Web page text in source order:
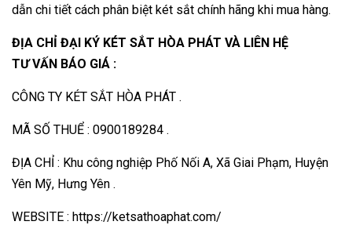
dẫn chi tiết cách phân biệt két sắt chính hãng khi mua hàng.
ĐỊA CHỈ ĐẠI KÝ KÉT SẮT HÒA PHÁT VÀ LIÊN HỆ
TƯ VẤN BÁO GIÁ :
CÔNG TY KÉT SẮT HÒA PHÁT .
MÃ SỐ THUỂ : 0900189284 .
ĐỊA CHỈ : Khu công nghiệp Phố Nối A, Xã Giai Phạm, Huyện
Yên Mỹ, Hưng Yên .
WEBSITE : https://ketsathoaphat.com/